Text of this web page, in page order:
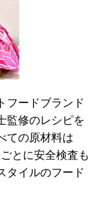
フードブランド
監修のレシピを
ての原材料は
とに安全検査も
タイルのフード